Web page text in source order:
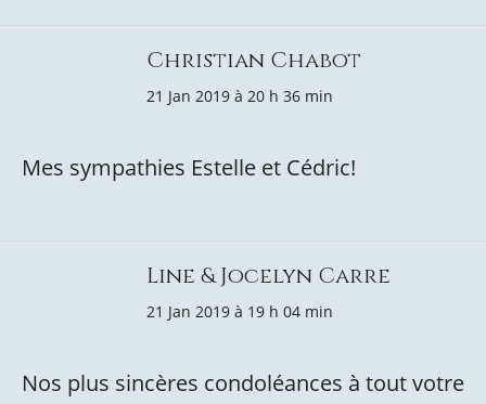
Christian Chabot
21 Jan 2019 à 20 h 36 min
Mes sympathies Estelle et Cédric!
Line & Jocelyn Carre
21 Jan 2019 à 19 h 04 min
Nos plus sincères condoléances à tout votre